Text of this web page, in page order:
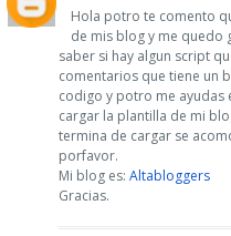
Hola potro te comento
de mis blog y me quedo
saber si hay algun script
comentarios que tiene un
codigo y potro me ayudas
cargar la plantilla de mi
termina de cargar se
porfavor.
Mi blog es: Altabloggers
Gracias.